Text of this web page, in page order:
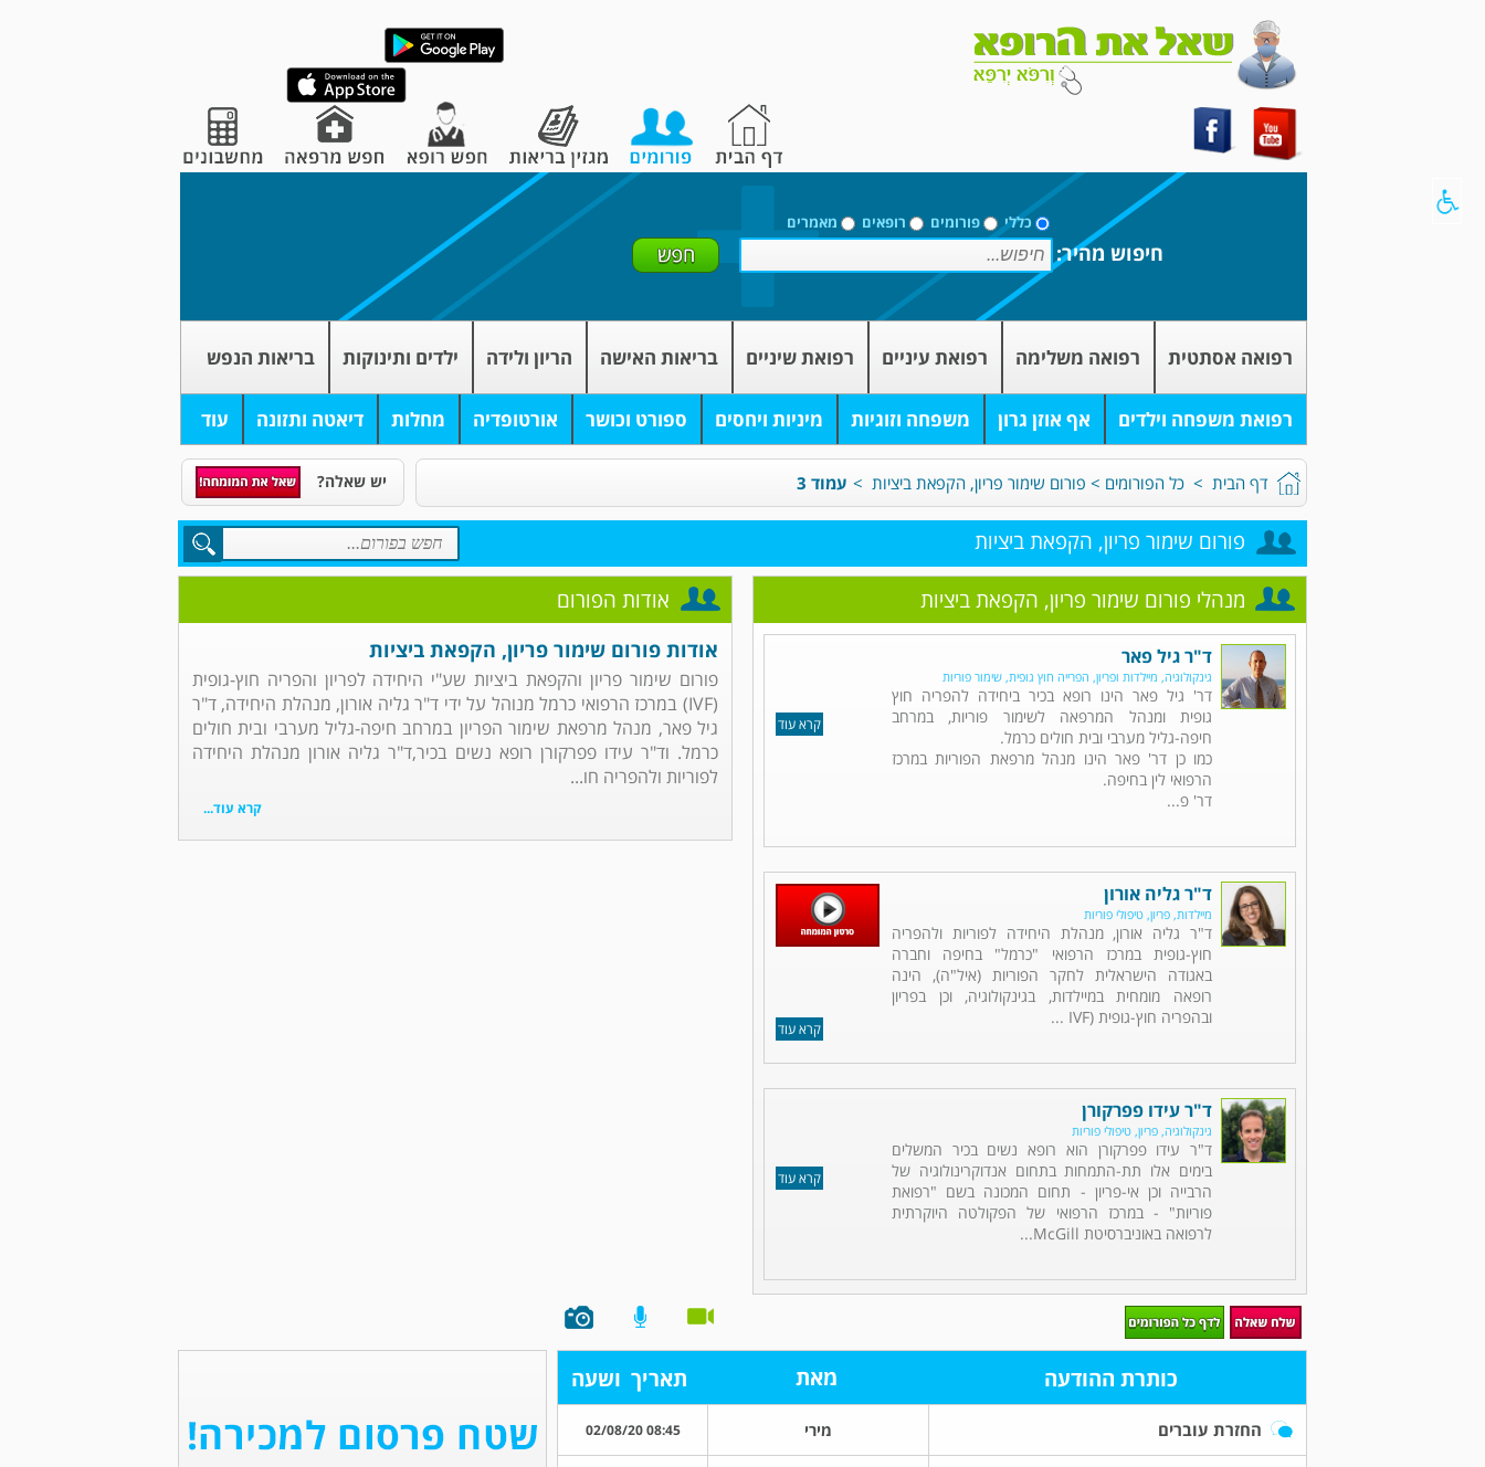
כללי פורומים רופאים מאמרים
חיפוש מהיר:
רפואה אסתטית רפואה משלימה רפואת עיניים רפואת שיניים בריאות האישה הריון ולידה ילדים ותינוקות בריאות הנפש
רפואת משפחה וילדים אף אוזן גרון משפחה וזוגיות מיניות ויחסים ספורט וכושר אורטופדיה מחלות דיאטה ותזונה עוד
דף הבית > כל הפורומים > פורום שימור פריון, הקפאת ביציות > עמוד 3 יש שאלה?
פורום שימור פריון, הקפאת ביציות
אודות הפורום
אודות פורום שימור פריון, הקפאת ביציות
פורום שימור פריון והקפאת ביציות שע"י היחידה לפריון והפריה חוץ-גופית
(IVF) במרכז הרפואי כרמל מנוהל על ידי ד"ר גליה אורון, מנהלת היחידה, ד"ר
גיל פאר, מנהל מרפאת שימור הפריון במרחב חיפה-גליל מערבי ובית חולים
כרמל. וד"ר עידו פפרקורן רופא נשים בכיר,ד"ר גליה אורון מנהלת היחידה
לפוריות ולהפריה חו...
קרא עוד...
מנהלי פורום שימור פריון, הקפאת ביציות
קרא עוד
ד"ר גיל פאר
גינקולוגיה, מיילדות ופריון, הפרייה חוץ גופית, שימור פוריות
דר' גיל פאר הינו רופא בכיר ביחידה להפריה חוץ
גופית ומנהל המרפאה לשימור פוריות, במרחב
חיפה-גליל מערבי ובית חולים כרמל.
כמו כן דר' פאר הינו מנהל מרפאת הפוריות במרכז
הרפואי לין בחיפה.
דר' פ...
קרא עוד
ד"ר גליה אורון
מיילדות, פריון, טיפולי פוריות
ד"ר גליה אורון, מנהלת היחידה לפוריות ולהפריה
חוץ-גופית במרכז הרפואי "כרמל" בחיפה וחברה
באגודה הישראלית לחקר הפוריות (איל"ה), הינה
רופאה מומחית במיילדות, בגינקולוגיה, וכן בפריון
ובהפריה חוץ-גופית (IVF ...
קרא עוד
ד"ר עידו פפרקורן
גינקולוגיה, פריון, טיפולי פוריות
ד"ר עידו פפרקורן הוא רופא נשים בכיר המשלים
בימים אלו תת-התמחות בתחום אנדוקרינולוגיה של
הרבייה וכן אי-פריון - תחום המכונה בשם "רפואת
פוריות" - במרכז הרפואי של הפקולטה היוקרתית
לרפואה באוניברסיטת McGill...
כותרת ההודעה מאת תאריך ושעה
החזרת עוברים מירי 08:45 02/08/20